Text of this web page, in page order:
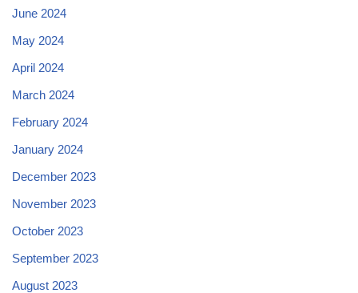
June 2024
May 2024
April 2024
March 2024
February 2024
January 2024
December 2023
November 2023
October 2023
September 2023
August 2023